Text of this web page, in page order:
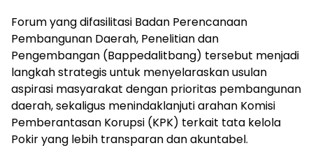
Forum yang difasilitasi Badan Perencanaan
Pembangunan Daerah, Penelitian dan
Pengembangan (Bappedalitbang) tersebut menjadi
langkah strategis untuk menyelaraskan usulan
aspirasi masyarakat dengan prioritas pembangunan
daerah, sekaligus menindaklanjuti arahan Komisi
Pemberantasan Korupsi (KPK) terkait tata kelola
Pokir yang lebih transparan dan akuntabel.